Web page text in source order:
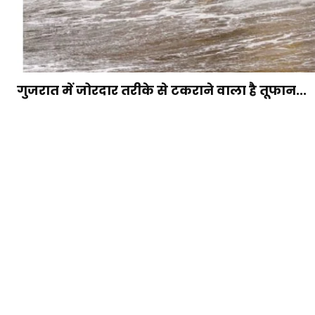
गुजरात में जोरदार तरीके से टकराने वाला है तूफान...